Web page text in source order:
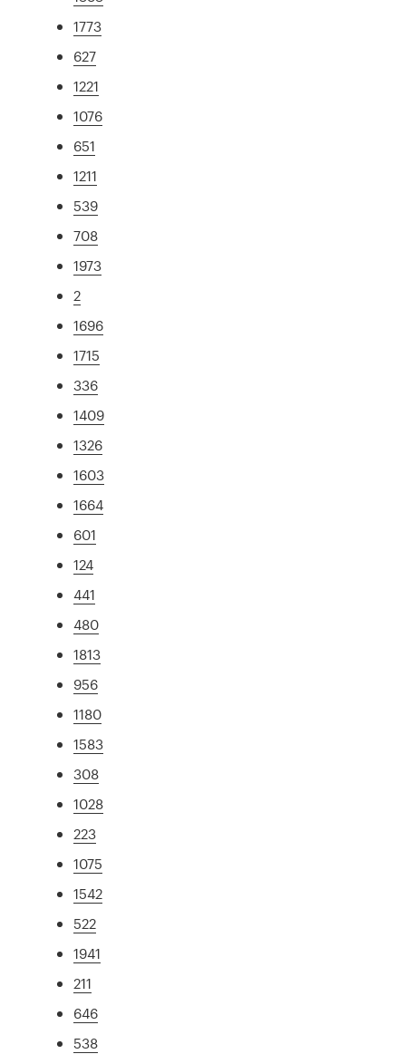
1773
627
1221
1076
651
1211
539
708
1973
2
1696
1715
336
1409
1326
1603
1664
601
124
441
480
1813
956
1180
1583
308
1028
223
1075
1542
522
1941
211
646
538